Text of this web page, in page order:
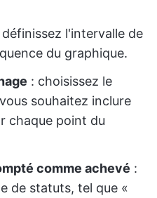
définissez l'intervalle de
du graphique.
: choisissez le
souhaitez inclure
chaque point du
comme achevé :
de statuts, tel que «